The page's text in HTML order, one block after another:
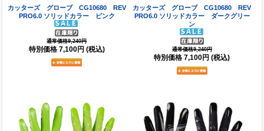
カッターズ グローブ CG10680 REV
PRO6.0 ソリッドカラー ピンク
通常価格9,240円
特別価格 7,100円 (税込)
カッターズ グローブ CG10680 REV
PRO6.0 ソリッドカラー ダークグリー
ン
通常価格9,240円
特別価格 7,100円 (税込)